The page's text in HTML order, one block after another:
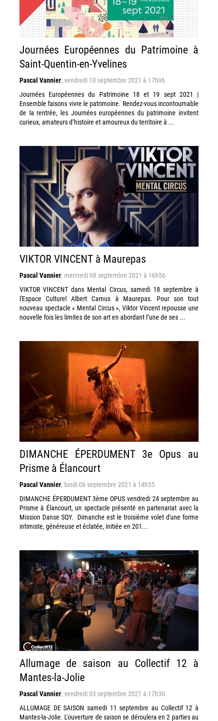
Journées Européennes du Patrimoine à
Saint-Quentin-en-Yvelines
Pascal Vannier, vendredi 10 septembre 2021 à 17h06
Journées Européennes du Patrimoine 18 et 19 sept 2021 |
Ensemble faisons vivre le patrimoine. Rendez-vous incontournable
de la rentrée, les Journées européennes du patrimoine invitent
curieux, amateurs d’histoire et amoureux du territoire à ...
VIKTOR VINCENT à Maurepas
Pascal Vannier, mercredi 08 septembre 2021 à 16h56
VIKTOR VINCENT dans Mental Circus, samedi 18 septembre à
l'Espace Culturel Albert Camus à Maurepas. Pour son tout
nouveau spectacle « Mental Circus », Viktor Vincent repousse une
nouvelle fois les limites de son art en abordant l’une de ses ...
DIMANCHE ÉPERDUMENT 3e Opus au
Prisme à Élancourt
Pascal Vannier, lundi 06 septembre 2021 à 14h55
DIMANCHE ÉPERDUMENT 3ème OPUS vendredi 24 septembre au
Prisme à Élancourt, un spectacle présenté en partenariat avec la
Mission Danse SQY. Dimanche est le troisième volet d'une forme
intimiste, généreuse et éclatée, initiée en 201...
Allumage de saison au Collectif 12 à
Mantes-la-Jolie
Pascal Vannier, vendredi 03 septembre 2021 à 17h30
ALLUMAGE DE SAISON samedi 11 septembre au Collectif 12 à
Mantes-la-Jolie. L'ouverture de saison se déroulera en 2 parties au